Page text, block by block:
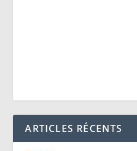
ARTICLES RÉCENTS